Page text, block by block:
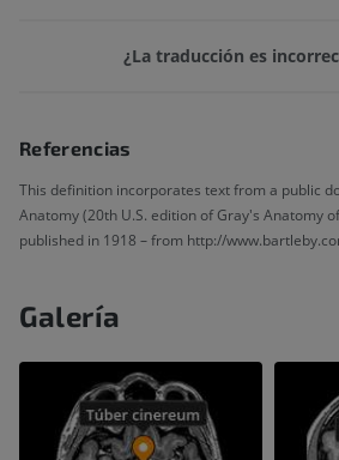
¿La traducción es
Referencias
This definition incorporates text from a public
Anatomy (20th U.S. edition of Gray's Anatomy
published in 1918 – from http://
Galería